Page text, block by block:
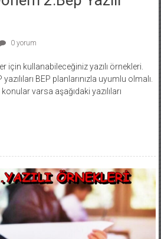
0 yorum
için kullanabileceğiniz yazılı örnekleri.
BEP planlarınızla uyumlu olmalı.
varsa aşağıdaki yazılıları